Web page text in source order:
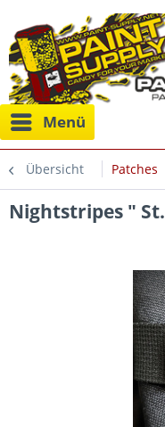
Menü
Übersicht Patches
Nightstripes "